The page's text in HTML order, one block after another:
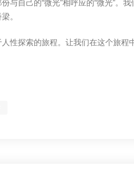
与自己的“微光”相呼应的“微光”。
。
性探索的旅程。让我们在这个旅程